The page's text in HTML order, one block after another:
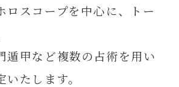
ロスコープを中心に、トー
遁甲など複数の占術を用い
たします。